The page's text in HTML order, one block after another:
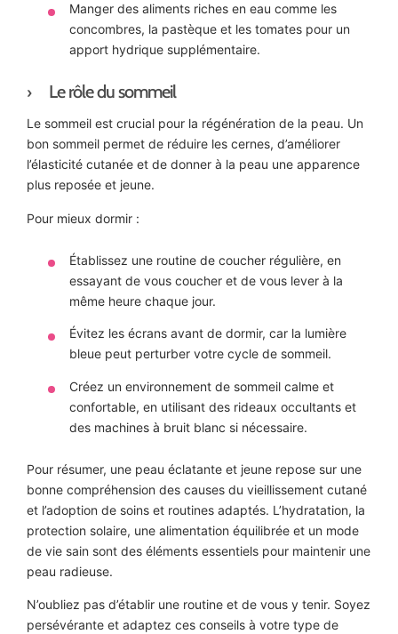
Manger des aliments riches en eau comme les
concombres, la pastèque et les tomates pour un
apport hydrique supplémentaire.
Le rôle du sommeil
Le sommeil est crucial pour la régénération de la peau. Un
bon sommeil permet de réduire les cernes, d’améliorer
l’élasticité cutanée et de donner à la peau une apparence
plus reposée et jeune.
Pour mieux dormir :
Établissez une routine de coucher régulière, en
essayant de vous coucher et de vous lever à la
même heure chaque jour.
Évitez les écrans avant de dormir, car la lumière
bleue peut perturber votre cycle de sommeil.
Créez un environnement de sommeil calme et
confortable, en utilisant des rideaux occultants et
des machines à bruit blanc si nécessaire.
Pour résumer, une peau éclatante et jeune repose sur une
bonne compréhension des causes du vieillissement cutané
et l’adoption de soins et routines adaptés. L’hydratation, la
protection solaire, une alimentation équilibrée et un mode
de vie sain sont des éléments essentiels pour maintenir une
peau radieuse.
N’oubliez pas d’établir une routine et de vous y tenir. Soyez
persévérante et adaptez ces conseils à votre type de